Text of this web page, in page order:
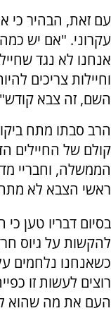
עם זאת, הבהיר כי
עקרוני. "אם יש
אנחנו לא נגד
וחיילות צריכים
השם, זה צבא
הרב סבתו מתח
קולם של החיילים
הממשלה, וחבריי
ראשי הצבא לא
בסיום דבריו טען
להקשות על גיוס
כשאנחנו נלחמים
רוצים לעשות זו
העם את מה שהוא